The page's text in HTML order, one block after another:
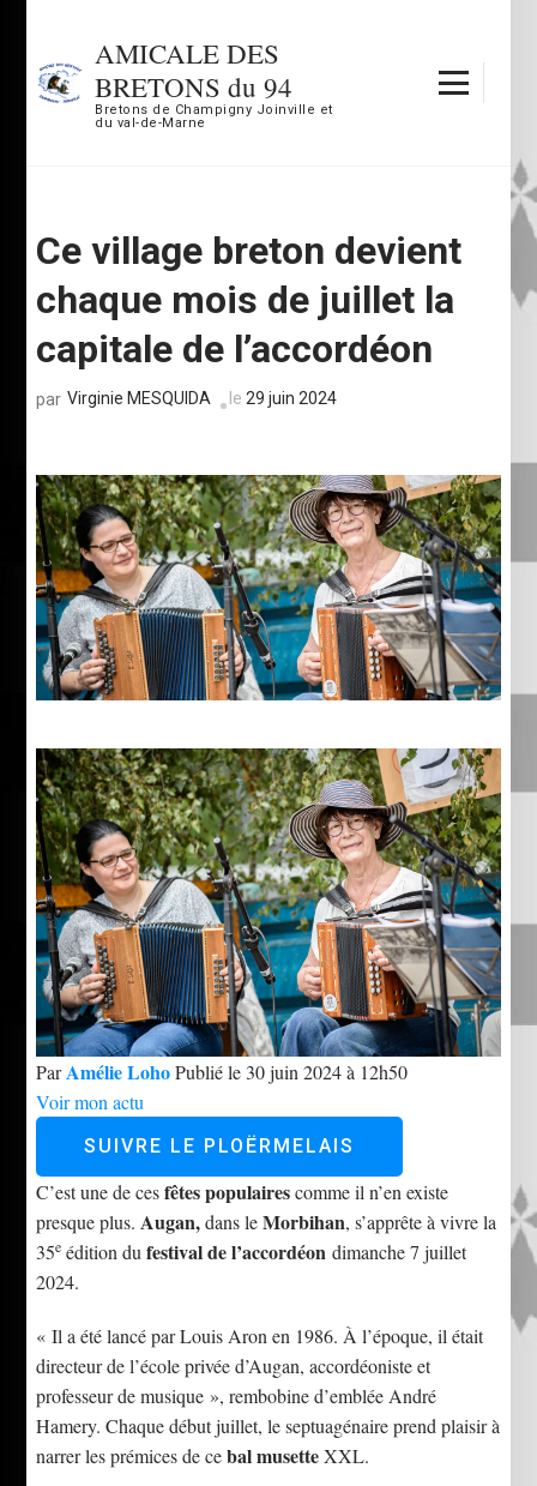
contenu
(Pressez
AMICALE DES
BRETONS du 94
Bretons de Champigny Joinville et
du val-de-Marne
Ce village breton devient
chaque mois de juillet la
capitale de l’accordéon
par Virginie MESQUIDA le29 juin 2024
ParAmélie Loho Publié le 30 juin 2024 à 12h50
Voir mon actu
SUIVRE LE PLOËRMELAIS
C’est une de cesfêtes populairescomme il n’en existe
presque plus.Augan,dans leMorbihan, s’apprête à vivre la
35e édition dufestival de l’accordéondimanche 7 juillet
2024.
« Il a été lancé par Louis Aron en 1986. À l’époque, il était
directeur de l’école privée d’Augan, accordéoniste et
professeur de musique », rembobine d’emblée André
Hamery. Chaque début juillet, le septuagénaire prend plaisir à
narrer les prémices de cebal musetteXXL.